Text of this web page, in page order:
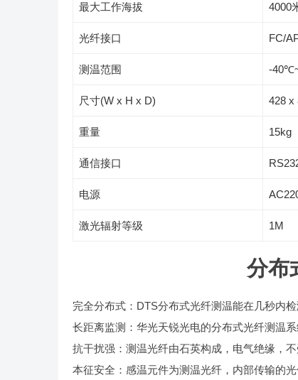
最大工作海拔 4000
光纤接口 FC/
测温范围 -
尺寸(W x H x D) 428 x
重量 15kg
通信接口
电源
激光辐射等级 1M
分布
完全分布式：DTS分布式光纤测温能在几秒内
长距离监测：华光天锐光电的分布式光纤测温
抗干扰强：测温光纤由石英构成，电气绝缘，
本征安全：感温元件为测温光纤，内部传输的